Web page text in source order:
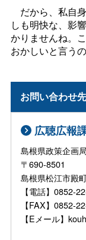
だから、私自
しも明快な、影
かりませんね。
おかしいと言う
お問い合わせ
広聴広報
島根県政策企画
〒690-8501
島根県松江市
【電話】0852-
【FAX】0852-
【Eメール】